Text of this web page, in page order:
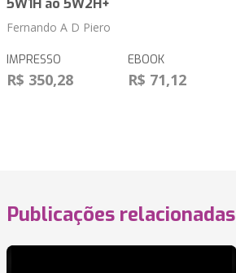
5W1H ao 5W2H+
Fernando A D Piero
IMPRESSO
R$ 350,28
EBOOK
R$ 71,12
Publicações relacionadas